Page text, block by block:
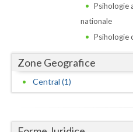
Giurgiu
Gorj
Psihologie
nationale
Psihologie
Zone Geografice
Central (1)